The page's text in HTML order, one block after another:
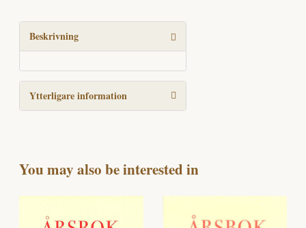
Beskrivning
Ytterligare information
You may also be interested in